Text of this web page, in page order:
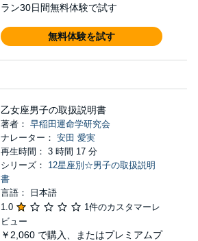
ラン30日間無料体験で試す
無料体験を試す
乙女座男子の取扱説明書
著者： 早稲田運命学研究会
ナレーター： 安田 愛実
再生時間： 3 時間 17 分
シリーズ： 12星座別☆男子の取扱説明
書
言語： 日本語
1.0
1件のカスタマーレ
ビュー
￥2,060 で購入、またはプレミアムプ